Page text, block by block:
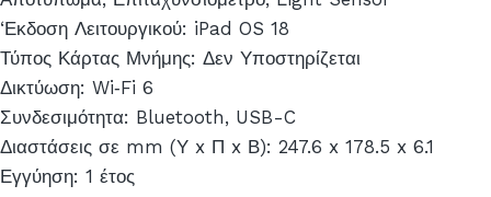
‘Εκδοση Λειτουργικού: iPad OS 18
Τύπος Κάρτας Μνήμης: Δεν Υποστηρίζεται
Δικτύωση: Wi‑Fi 6
Συνδεσιμότητα: Bluetooth, USB-C
Διαστάσεις σε mm (Υ x Π x Β): 247.6 x 178.5 x 6.1
Εγγύηση: 1 έτος